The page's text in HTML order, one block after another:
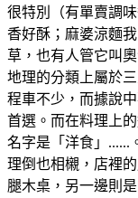
很特別（有單賣調
香好酥；麻婆涼麵
草，也有人管它叫
地理的分類上屬於
程車不少，而據說
首選。而在料理上
名字是「洋食」......
理倒也相櫬，店裡
腿木桌，另一邊則